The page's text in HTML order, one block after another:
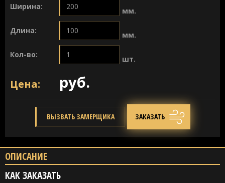
Ширина: мм.
Длина: мм.
Кол-во: шт.
Цена: руб.
ВЫЗВАТЬ ЗАМЕРЩИКА ЗАКАЗАТЬ
ОПИСАНИЕ
КАК ЗАКАЗАТЬ